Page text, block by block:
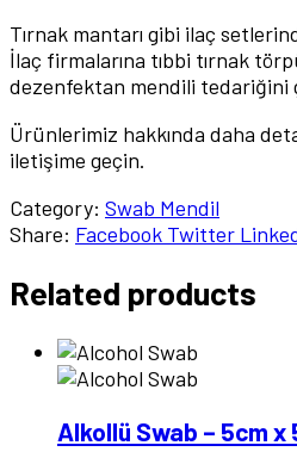
Tırnak mantarı gibi ilaç
İlaç firmalarına tıbbi tırnak
dezenfektan mendili tedariğini
Ürünlerimiz hakkında daha
iletişime geçin.
Category: Swab Mendil
Share: Facebook Twitter
Related products
Alkollü Swab – 5cm x